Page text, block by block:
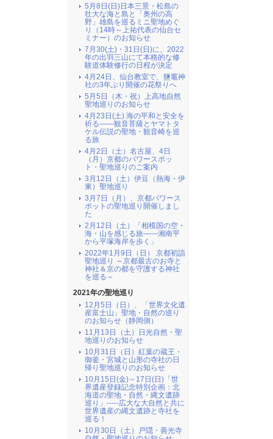
5月8日(日)日本三景・松島の
壮大な海と島と「奥州の高
野」雄島を巡るミニ聖地めぐ
り（14時～上祐代表の仙台セ
ミナー）のお知らせ
7月30(土)・31日(日)に、2022
年の出羽三山にて本格的な修
験道体験修行の日程が決定
4月24日、仙台教室で、鹽竈神
社の3年ぶり開催の花祭りへ
5月5日（木・祝）上高地自然
聖地巡りのお知らせ
4月23日(土) 海の平和と安全を
祈る――観音菩薩とヤマトタ
ケル伝説の聖地・観音崎を巡
る旅
4月2日（土）名古屋、4日
（月）京都のパワースポッ
ト・聖地巡りのご案内
3月12日（土）伊豆（熱海・伊
東）聖地巡り
3月7日（月）、京都パワース
ポットの聖地巡り開催しまし
た
2月12日（土）「相模国の空・
海・山を感じる旅――湘南平
から平塚海岸を歩く」
2022年1月9日（日） 京都初詣
聖地巡り ～京都最古のお寺と
神社＆京の都を守護する神社
を巡る～
2021年の聖地巡り
12月5日（日）、「世界文化遺
産富士山」聖地・自然の巡り
のお知らせ（静岡側）
11月13日（土）日光自然・聖
地巡りのお知らせ
10月31日（日）紅葉の蔵王・
御釜・宮城と山形の寺社の日
帰り聖地巡りのお知らせ
10月15日(金)～17日(日)「世
界遺産登録記念特別企画：北
海道の聖地・自然・縄文遺跡
巡り」-----広大な大自然と共に
世界遺産の縄文遺跡と寺社を
巡る！
10月30日（土）戸隠・善光寺